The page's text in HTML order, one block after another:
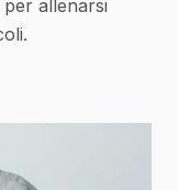
allenarsi